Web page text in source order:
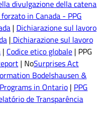
divulgazione della catena
in Canada - PPG
| Dichiarazione sul lavoro
| Dichiarazione sul lavoro
| Codice etico globale | PPG
| NoSurprises Act
Bodelshausen &
in Ontario | PPG
de Transparência